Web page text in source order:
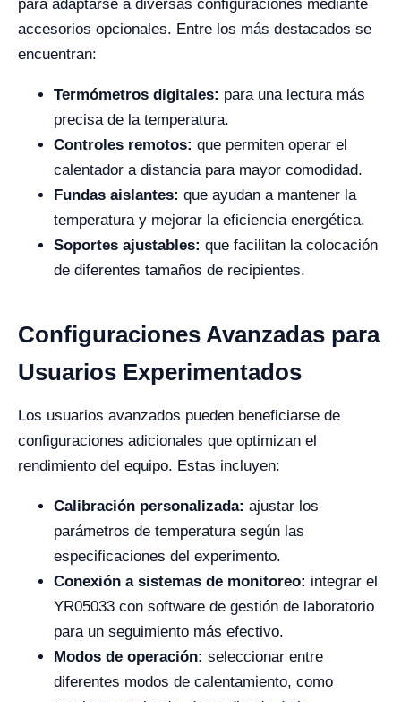
para adaptarse a diversas configuraciones mediante
accesorios opcionales. Entre los más destacados se
encuentran:
Termómetros digitales: para una lectura más
precisa de la temperatura.
Controles remotos: que permiten operar el
calentador a distancia para mayor comodidad.
Fundas aislantes: que ayudan a mantener la
temperatura y mejorar la eficiencia energética.
Soportes ajustables: que facilitan la colocación
de diferentes tamaños de recipientes.
Configuraciones Avanzadas para
Usuarios Experimentados
Los usuarios avanzados pueden beneficiarse de
configuraciones adicionales que optimizan el
rendimiento del equipo. Estas incluyen:
Calibración personalizada: ajustar los
parámetros de temperatura según las
especificaciones del experimento.
Conexión a sistemas de monitoreo: integrar el
YR05033 con software de gestión de laboratorio
para un seguimiento más efectivo.
Modos de operación: seleccionar entre
diferentes modos de calentamiento, como